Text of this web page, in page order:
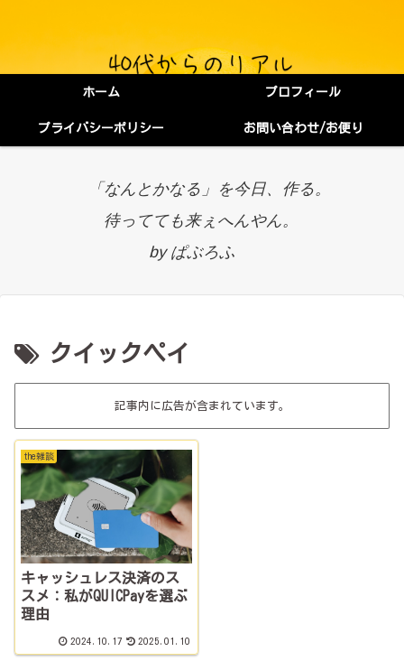
ホーム プロフィール
プライバシーポリシー お問い合わせ/お便り
「なんとかなる」を今日、作る。
待ってても来ぇへんやん。
by ぱぶろふ
クイックペイ
記事内に広告が含まれています。
the雑談
キャッシュレス決済のス
スメ：私がQUICPayを選ぶ
理由
2024.10.17 2025.01.10